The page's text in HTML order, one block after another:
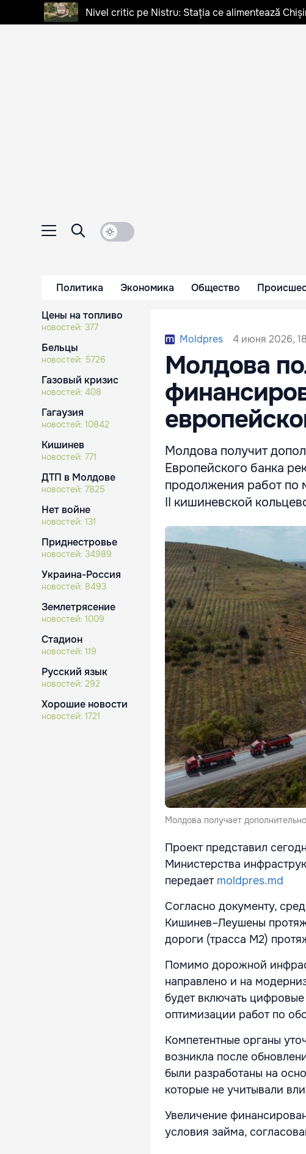
Nivel critic pe Nistru: Stația ce alimentează
Политика Экономика Общество
Цены на топливо
новостей: 377
Бельцы
новостей: 5726
Газовый кризис
новостей: 408
Гагаузия
новостей: 10842
Кишинев
новостей: 771
ДТП в Молдове
новостей: 7825
Нет войне
новостей: 131
Приднестровье
новостей: 34989
Украина-Россия
новостей: 8493
Землетрясение
новостей: 1009
Стадион
новостей: 119
Русский язык
новостей: 292
Хорошие новости
новостей: 1721
Moldpres 4 июня 2026,
Молдова
Молдова получит
Европейского банка
продолжения работ по
II кишиневской
Молдова получает
Проект представил
Министерства
передает moldpres.md
Согласно документу,
Кишинев–Леушены
дороги (трасса M2)
Помимо дорожной
направлено и на
будет включать
оптимизации работ по
Компетентные органы
возникла после
были разработаны на
которые не учитывали
Увеличение
условия займа,